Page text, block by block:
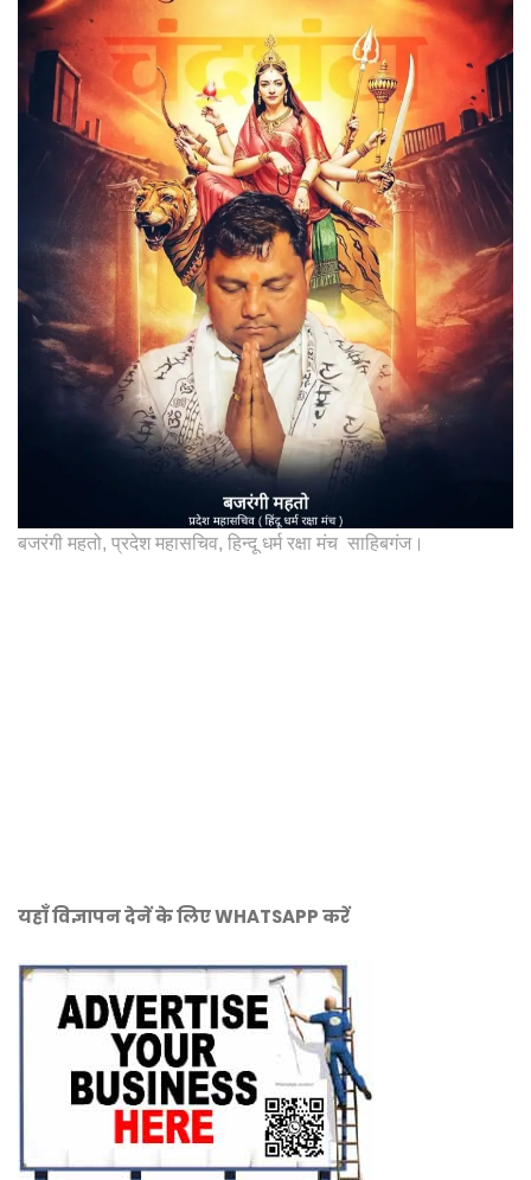
बजरंगी महतो, प्रदेश महासचिव, हिन्दू धर्म रक्षा मंच साहिबगंज।
यहाँ विज्ञापन देनें के लिए WHATSAPP करें